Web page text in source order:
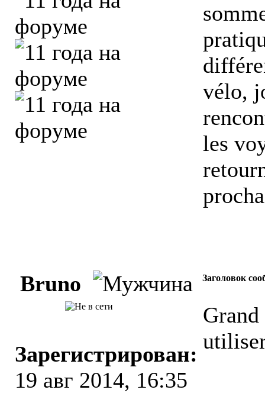
vélo,
les
Bruno Заголовок
Зарегистрирован:
19 авг 2014, 16:35